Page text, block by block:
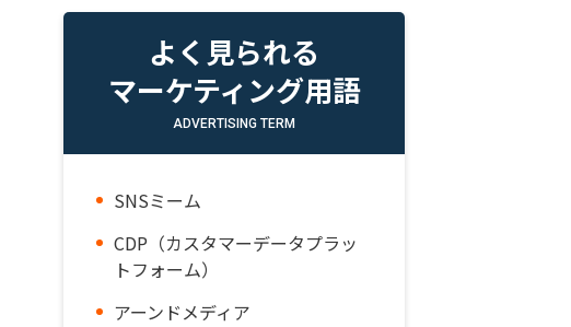
よく見られる
マーケティング用語
ADVERTISING TERM
SNSミーム
CDP（カスタマーデータプラッ
トフォーム）
アーンドメディア